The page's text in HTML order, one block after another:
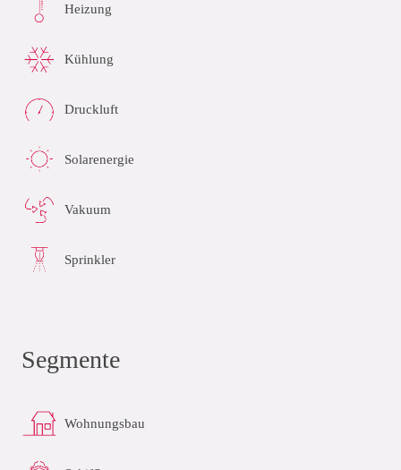
Heizung
Kühlung
Druckluft
Solarenergie
Vakuum
Sprinkler
Segmente
Wohnungsbau